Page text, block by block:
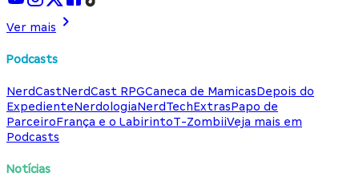
Ver mais
Podcasts
NerdCastNerdCast RPGCaneca de MamicasDepois do
ExpedienteNerdologiaNerdTechExtrasPapo de
ParceiroFrança e o LabirintoT-ZombiiVeja mais em
Podcasts
Notícias